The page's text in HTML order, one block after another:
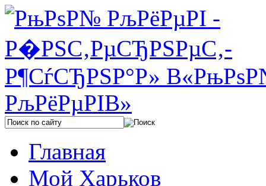
Главная
Мой Харьков